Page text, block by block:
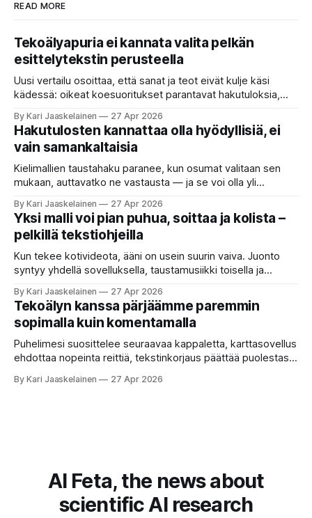
READ MORE
Tekoälyapuria ei kannata valita pelkän
esittelytekstin perusteella
Uusi vertailu osoittaa, että sanat ja teot eivät kulje käsi
kädessä: oikeat koesuoritukset parantavat hakutuloksia,
etsimässä verkosta apuria, joka hoitaisi puolestasi arjen
askareita: täyttäisi lomakkeen, järjestäisi matkasuunnitelman
tai seulisi pitkän asiakirjakasan ydinkohdat. Vastassa on
valikoima, joka muistuttaa sovelluskauppaa steroideilla.
Jokainen ”tekoälyagentti” lupaa paljon
By Kari Jaaskelainen 27 Apr 2026
Hakutulosten kannattaa olla hyödyllisiä, ei
vain samankaltaisia
Kielimallien taustahaku paranee, kun osumat valitaan sen
mukaan, auttavatko ne vastausta — ja se voi olla yli
että kysyt työpaikan chat-robotilta: “Mitä viime kuun
kokouspäiväkirjassa päätettiin etätyöpäivistä?” Robotti
selaa arkistoja ja poimii sinulle pätkän, jossa toistellaan, mitä
etätyö tarkoittaa. Teksti on aiheeltaan lähellä kysymystä,
By Kari Jaaskelainen 27 Apr 2026
Yksi malli voi pian puhua, soittaa ja kolista –
pelkillä tekstiohjeilla
Kun tekee kotivideota, ääni on usein suurin vaiva. Juonto
syntyy yhdellä sovelluksella, taustamusiikki toisella ja
erilaisia komentoja, eikä mikään niistä oikein “puhu”
toistensa kanssa. Lopputulos on pienen palapelityön tulos.
Vuosia on ajateltu, että näin tämän kuuluukin mennä. Puhe
on sanoja ja lauseita – hyvin jäsenneltyä.
By Kari Jaaskelainen 27 Apr 2026
Tekoälyn kanssa pärjäämme paremmin
sopimalla kuin komentamalla
Puhelimesi suosittelee seuraavaa kappaletta, karttasovellus
ehdottaa nopeinta reittiä, tekstinkorjaus päättää puolestasi,
tottelee sinua sokeasti. Useammin huomaat itse
By Kari Jaaskelainen 27 Apr 2026
AI Feta, the news about
scientific AI research